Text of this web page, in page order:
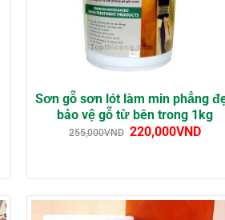
Sơn gỗ sơn lót làm min phẳng
bảo vệ gỗ từ bên trong 1kg
255,000VND 220,000VND